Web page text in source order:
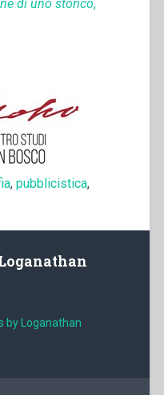
di uno storico,
, pubblicistica,
by Loganathan